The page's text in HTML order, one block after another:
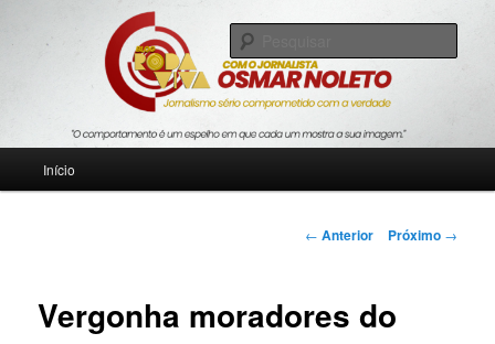
Blog Roda Viva
Jornalismo sério comprometido com a verdade
Início
Navegação
← Anterior Próximo →
Vergonha moradores do